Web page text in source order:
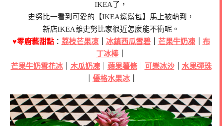
IKEA了，
史努比一看到可愛的【IKEA鯊鯊包】馬上被萌到，
新店IKEA離史努比家很近怎麼能不衝呢。
♥零廚藝甜點： 荔枝芒果凍｜ 冰鎮西瓜雪碧｜ 芒果牛奶凍｜ 布
丁冰棒｜
芒果牛奶雪花冰｜ 木瓜奶凍｜ 蘋果薯條｜ 可樂冰沙｜ 水果彈珠
優格水果冰｜